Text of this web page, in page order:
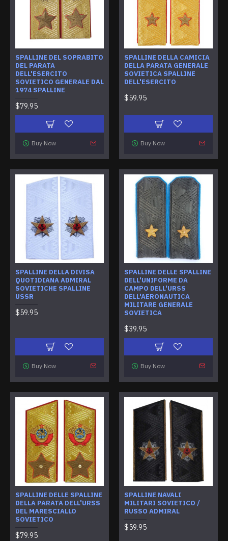
SPALLINE DEL SOPRABITO
DEL PARATA
DELL'ESERCITO
SOVIETICO GENERALE DAL
1974 SPALLINE
$79.95
Buy Now
SPALLINE DELLA CAMICIA
DELLA PARATA GENERALE
SOVIETICA SPALLINE
DELL'ESERCITO
$59.95
Buy Now
SPALLINE DELLA DIVISA
QUOTIDIANA ADMIRAL
SOVIETICHE SPALLINE
USSR
$59.95
Buy Now
SPALLINE DELLE SPALLINE
DELL'UNIFORME DA
CAMPO DELL'URSS
DELL'AERONAUTICA
MILITARE GENERALE
SOVIETICA
$39.95
Buy Now
SPALLINE DELLE SPALLINE
DELLA PARATA DELL'URSS
DEL MARESCIALLO
SOVIETICO
$79.95
SPALLINE NAVALI
MILITARI SOVIETICO /
RUSSO ADMIRAL
$59.95